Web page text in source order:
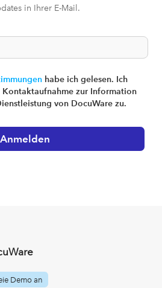
in Ihrer E-Mail.
habe ich gelesen. Ich
Kontaktaufnahme zur Information
von DocuWare zu.
Demo an